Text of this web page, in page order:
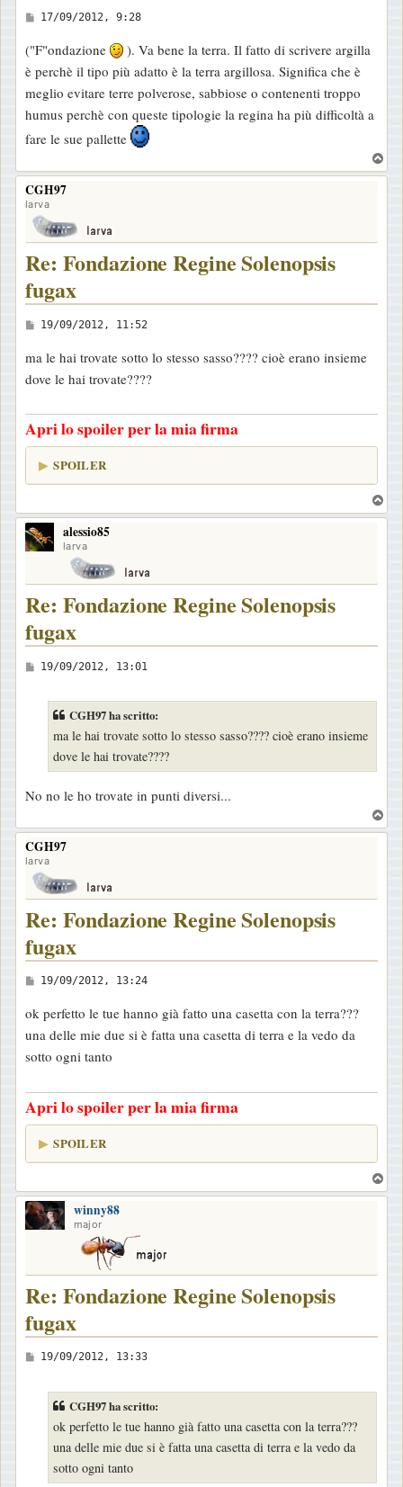
M
s
s
a
g
g
o
17/09/2012, 9:28
("F"ondazione
). Va bene la terra. Il fatto di scrivere argilla
è perchè il tipo più adatto è la terra argillosa. Significa che è
meglio evitare terre polverose, sabbiose o contenenti troppo
humus perchè con queste tipologie la regina ha più difficoltà a
fare le sue pallette
o
CGH97
larva
Re: Fondazione Regine Solenopsis
fugax
M
s
s
g
g
i
19/09/2012, 11:52
ma le hai trovate sotto lo stesso sasso???? cioè erano insieme
dove le hai trovate????
Apri lo spoiler per la mia firma
SPOILER
o
alessio85
larva
Re: Fondazione Regine Solenopsis
fugax
M
g
o
19/09/2012, 13:01
CGH97 ha scritto:
ma le hai trovate sotto lo stesso sasso???? cioè erano insieme
dove le hai trovate????
No no le ho trovate in punti diversi...
o
CGH97
larva
Re: Fondazione Regine Solenopsis
fugax
M
s
s
a
g
i
o
19/09/2012, 13:24
ok perfetto le tue hanno già fatto una casetta con la terra???
una delle mie due si è fatta una casetta di terra e la vedo da
sotto ogni tanto
Apri lo spoiler per la mia firma
SPOILER
o
winny88
major
Re: Fondazione Regine Solenopsis
fugax
M
19/09/2012, 13:33
CGH97 ha scritto:
ok perfetto le tue hanno già fatto una casetta con la terra???
una delle mie due si è fatta una casetta di terra e la vedo da
sotto ogni tanto